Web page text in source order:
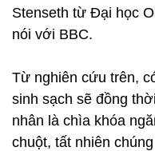
Stenseth từ Đại học
nói với BBC.
Từ nghiên cứu trên,
sinh sạch sẽ đồng
nhân là chìa khóa
chuột, tất nhiên